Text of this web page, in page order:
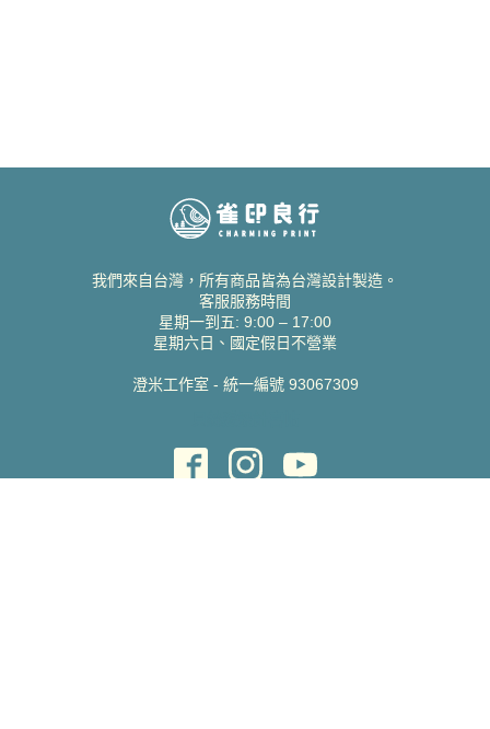
我們來自台灣，所有商品皆為台灣設計製造。
客服服務時間
星期一到五: 9:00 – 17:00
星期六日、國定假日不營業
澄米工作室 - 統一編號 93067309